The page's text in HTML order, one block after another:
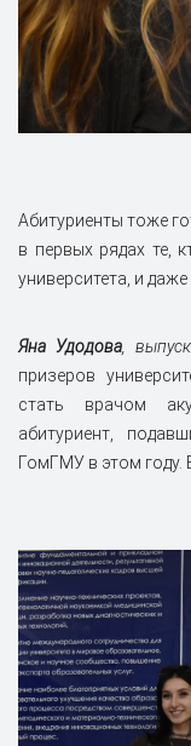
Абитуриенты тоже
в первых рядах те,
университета, и
Яна Удодова,
призеров
стать врачом
абитуриент,
ГомГМУ в этом году.